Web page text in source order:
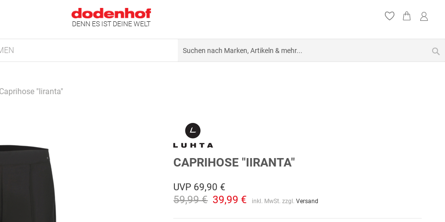
DENN ES IST DEINE WELT
Caprihose "Iiranta"
CAPRIHOSE "IIRANTA"
UVP 69,90 €
59,99 € 39,99 € inkl. MwSt. zzgl.Versand